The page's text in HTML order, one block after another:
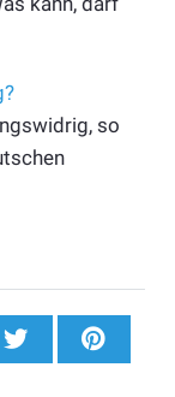
so